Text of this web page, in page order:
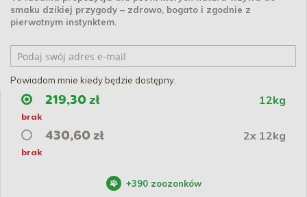
smaku dzikiej przygody – zdrowo, bogato i zgodnie z
pierwotnym instynktem.
Powiadom mnie kiedy będzie dostępny.
219,30 zł 12kg
brak
430,60 zł 2x 12kg
brak
+390 zoozonków